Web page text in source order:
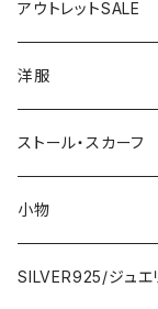
アウトレットSALE
1000円
2000円
3000円
5000円
洋服
インポートワンピース
ロング・マキシ
ひざ・ミディ
トップス・カーディガ
カーディガン
スカート・パンツ
ストール・スカーフ
大判ストール・ロン
小さめスカーフ
小物
SILVER925/ジュエ